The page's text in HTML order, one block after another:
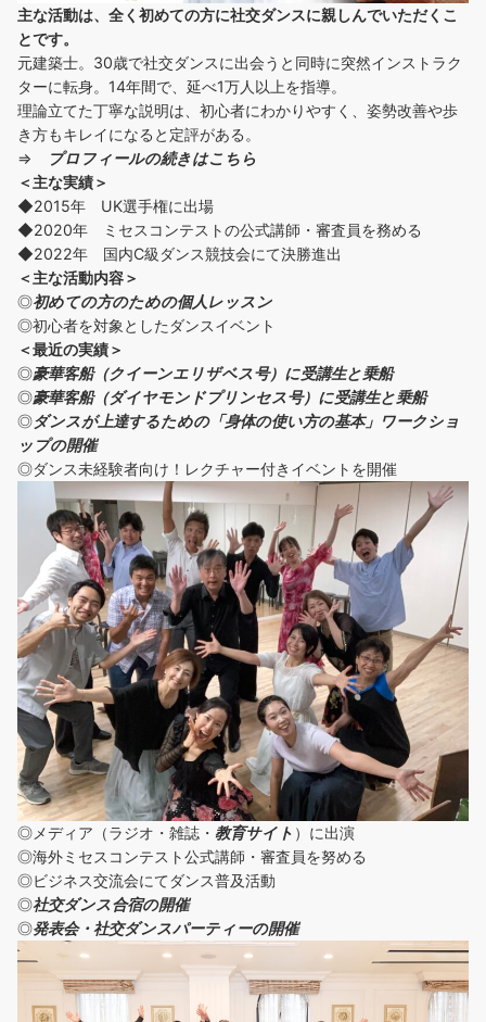
主な活動は、全く初めての方に社交ダンスに親しんでいただくこ
とです。
元建築士。30歳で社交ダンスに出会うと同時に突然インストラク
ターに転身。14年間で、延べ1万人以上を指導。
理論立てた丁寧な説明は、初心者にわかりやすく、姿勢改善や歩
き方もキレイになると定評がある。
⇒
プロフィールの続きはこちら
＜主な実績＞
◆2015年 UK選手権に出場
◆2020年 ミセスコンテストの公式講師・審査員を務める
◆2022年 国内C級ダンス競技会にて決勝進出
＜主な活動内容＞
◎初めての方のための個人レッスン
◎初心者を対象としたダンスイベント
＜最近の実績＞
◎豪華客船（クイーンエリザベス号）に受講生と乗船
◎豪華客船（ダイヤモンドプリンセス号）に受講生と乗船
◎ダンスが上達するための「身体の使い方の基本」ワークショ
ップの開催
◎ダンス未経験者向け！レクチャー付きイベントを開催
◎メディア（ラジオ・雑誌・ 教育サイト ）に出演
◎海外ミセスコンテスト公式講師・審査員を努める
◎ビジネス交流会にてダンス普及活動
◎社交ダンス合宿の開催
◎発表会・社交ダンスパーティーの開催